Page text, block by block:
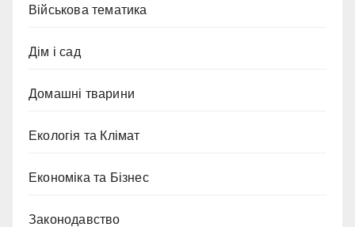
Військова тематика
Дім і сад
Домашні тварини
Екологія та Клімат
Економіка та Бізнес
Законодавство